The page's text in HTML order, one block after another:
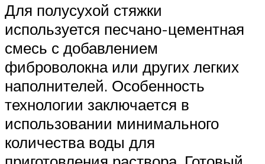
Для полусухой стяжки
используется песчано-цементная
смесь с добавлением
фиброволокна или других легких
наполнителей. Особенность
технологии заключается в
использовании минимального
количества воды для